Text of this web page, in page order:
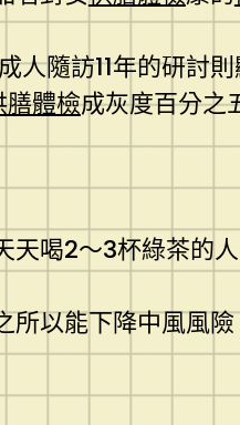
人隨訪11年的研討
體檢成灰度百分之
天喝2～3杯綠茶的
所以能下降中風風